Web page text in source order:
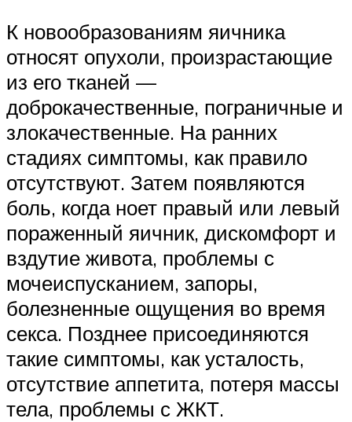
К новообразованиям яичника
относят опухоли, произрастающие
из его тканей —
доброкачественные, пограничные и
злокачественные. На ранних
стадиях симптомы, как правило
отсутствуют. Затем появляются
боль, когда ноет правый или левый
пораженный яичник, дискомфорт и
вздутие живота, проблемы с
мочеиспусканием, запоры,
болезненные ощущения во время
секса. Позднее присоединяются
такие симптомы, как усталость,
отсутствие аппетита, потеря массы
тела, проблемы с ЖКТ.